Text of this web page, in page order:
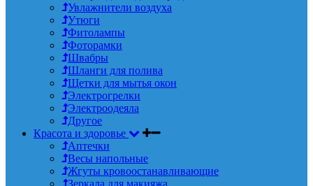
Увлажнители воздуха
Утюги
Фитолампы
Фоторамки
Швабры
Шланги для полива
Щетки для мытья окон
Электрогрелки
Электроодеяла
Другое
Красота и здоровье
Аптечки
Весы напольные
Жгуты кровоостанавливающие
Зеркала для макияжа